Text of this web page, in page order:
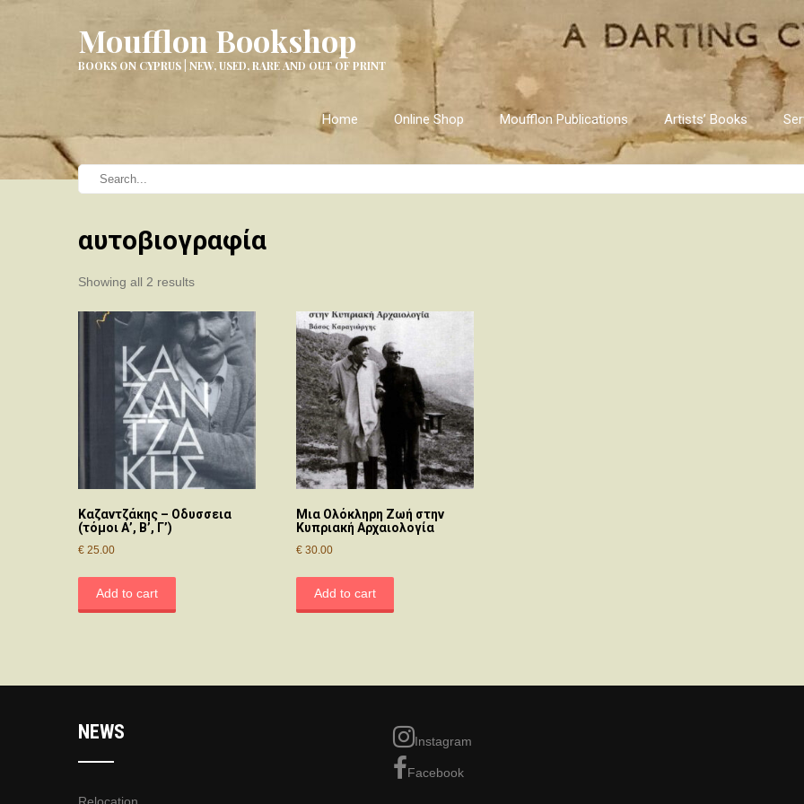
Moufflon Bookshop
BOOKS ON CYPRUS | NEW, USED, RARE AND OUT OF PRINT
Home Online Shop Moufflon Publications Artists’ Books
αυτοβιογραφία
Showing all 2 resultsSorted
latest
Καζαντζάκης – Οδυσσεια
(τόμοι Α’, Β’, Γ’)
€ 25.00
Add to cart
Μια Ολόκληρη Ζωή στην
Κυπριακή Αρχαιολογία
€30.00
Add to cart
NEWS Instagram
Facebook